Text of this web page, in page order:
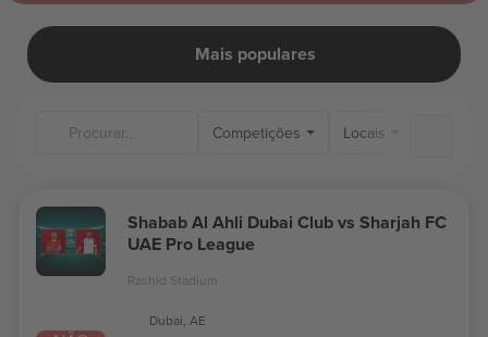
Mais populares
Competições Locais
Shabab Al Ahli Dubai Club vs Sharjah FC
UAE Pro League
Rashid Stadium
Dubai, AE